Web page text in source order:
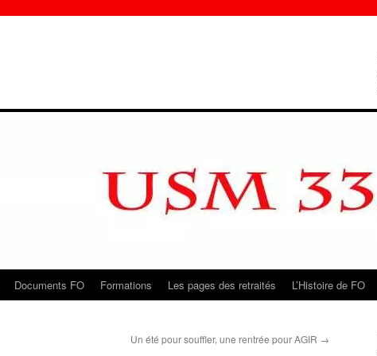
Documents FO Formations Les pages des retraités L’Histoire de FO
Un été pour souffler, une rentrée pour AGIR →